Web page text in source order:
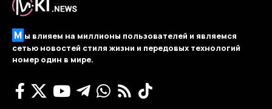
М ы влияем на миллионы пользователей и являемся
сетью новостей стиля жизни и передовых технологий
номер один в мире.